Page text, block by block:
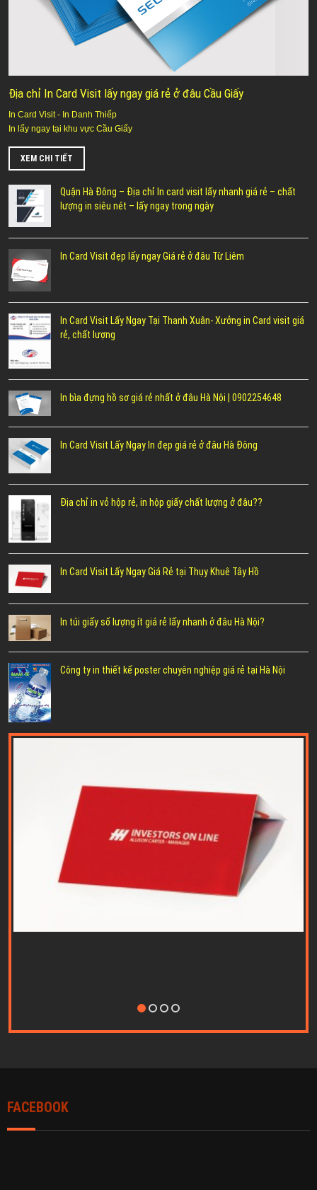
Địa chỉ In Card Visit lấy ngay giá rẻ ở đâu Cầu Giấy
In Card Visit - In Danh Thiếp
In lấy ngay tại khu vực Cầu Giấy
XEM CHI TIẾT
Quận Hà Đông – Địa chỉ In card visit lấy nhanh giá rẻ – chất
lượng in siêu nét – lấy ngay trong ngày
In Card Visit đẹp lấy ngay Giá rẻ ở đâu Từ Liêm
In Card Visit Lấy Ngay Tại Thanh Xuân- Xưởng in Card visit giá
rẻ, chất lượng
In bìa đựng hồ sơ giá rẻ nhất ở đâu Hà Nội | 0902254648
In Card Visit Lấy Ngay In đẹp giá rẻ ở đâu Hà Đông
Địa chỉ in vỏ hộp rẻ, in hộp giấy chất lượng ở đâu??
In Card Visit Lấy Ngay Giá Rẻ tại Thụy Khuê Tây Hồ
In túi giấy số lượng ít giá rẻ lấy nhanh ở đâu Hà Nội?
Công ty in thiết kế poster chuyên nghiệp giá rẻ tại Hà Nội
FACEBOOK